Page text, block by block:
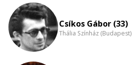
Csíkos Gábor (33)
Thália Színház (Budapest)